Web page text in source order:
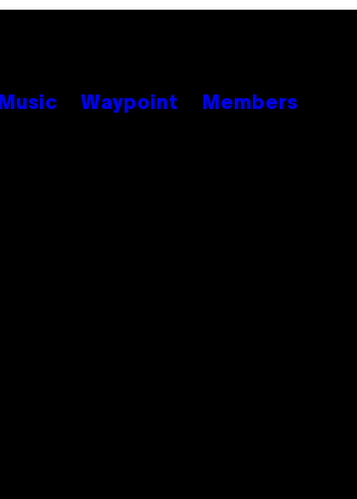
Music Waypoint Members